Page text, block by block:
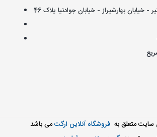
بهارشیراز - خیابان جوادنیا پلاک 46
سايت متعلق به فروشگاه آنلاین ارگتمی باشد